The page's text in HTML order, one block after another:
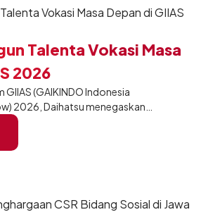
Talenta Vokasi Masa
2026
(GAIKINDO Indonesia
2026, Daihatsu menegaskan
kualitas SDM (Sumber Daya
vokasi bertema “Bersama Sahabat
ini diwujudkan melalui ajang